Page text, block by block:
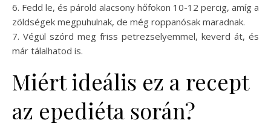
6. Fedd le, és párold alacsony hőfokon 10-12 percig, amíg a
zöldségek megpuhulnak, de még roppanósak maradnak.
7. Végül szórd meg friss petrezselyemmel, keverd át, és
már tálalhatod is.
Miért ideális ez a recept
az epediéta során?